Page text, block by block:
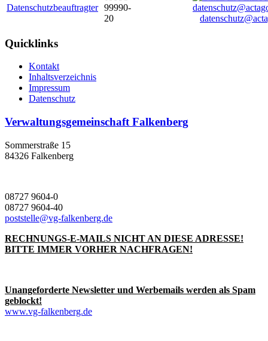
Datenschutzbeauftragter 99990-
20
Quicklinks
Kontakt
Inhaltsverzeichnis
Impressum
Datenschutz
Verwaltungsgemeinschaft Falkenberg
Sommerstraße 15
84326 Falkenberg
08727 9604-0
08727 9604-40
poststelle@vg-falkenberg.de
RECHNUNGS-E-MAILS NICHT AN DIESE ADRESSE!
BITTE IMMER VORHER NACHFRAGEN!
Unangeforderte Newsletter und Werbemails werden als Spam
geblockt!
www.vg-falkenberg.de